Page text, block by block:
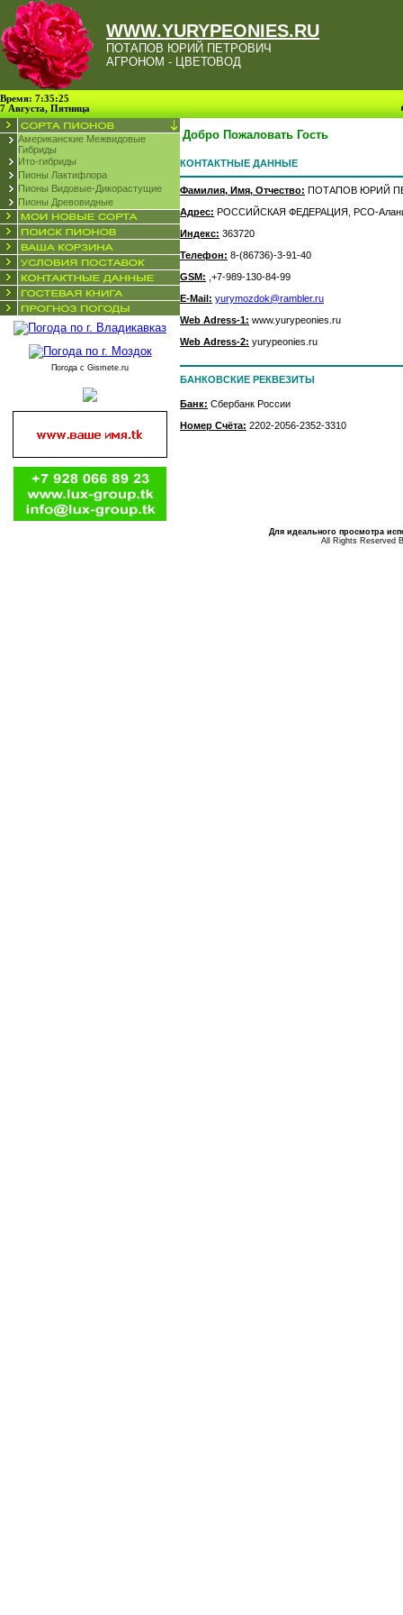
WWW.YURYPEONIES.RU
ПОТАПОВ ЮРИЙ ПЕТРОВИЧ
АГРОНОМ - ЦВЕТОВОД
Время: 7:35:25
7 Августа, Пятница
Американские Межвидовые
Гибриды
Ито-гибриды
Пионы Лактифлора
Пионы Видовые-Дикорастущие
Пионы Древовидные
Погода с Gismete.ru
Добро Пожаловать Гость
КОНТАКТНЫЕ ДАННЫЕ
Фамилия, Имя, Отчество: ПОТАПОВ ЮРИЙ
Адрес: РОССИЙСКАЯ ФЕДЕРАЦИЯ, РСО-Алания,
Индекс: 363720
Телефон: 8-(86736)-3-91-40
GSM: ,+7-989-130-84-99
E-Mail: yurymozdok@rambler.ru
Web Adress-1: www.yurypeonies.ru
Web Adress-2: yurypeonies.ru
БАНКОВСКИЕ РЕКВЕЗИТЫ
Банк: Сбербанк России
Номер Счёта: 2202-2056-2352-3310
Для идеального просмотра
All Rights Reserved